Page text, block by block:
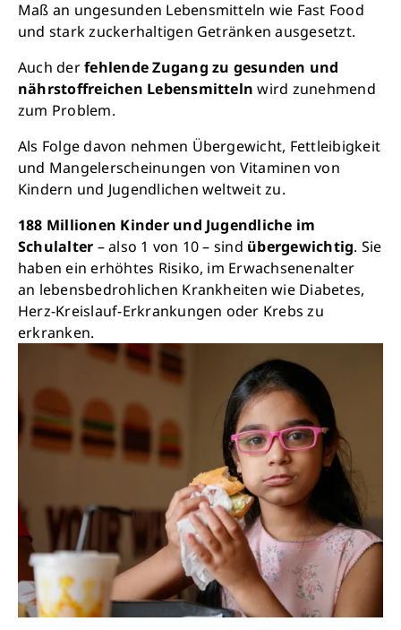
Maß an ungesunden Lebensmitteln wie Fast Food
und stark zuckerhaltigen Getränken ausgesetzt.
Auch derfehlende Zugang zu gesunden und
nährstoffreichen Lebensmitteln wird zunehmend
zum Problem.
Als Folge davon nehmen Übergewicht, Fettleibigkeit
und Mangelerscheinungen von Vitaminen von
Kindern und Jugendlichen weltweit zu.
188 Millionen Kinder und Jugendliche im
Schulalter – also 1 von 10 – sind übergewichtig. Sie
haben ein erhöhtes Risiko, im Erwachsenenalter
an lebensbedrohlichen Krankheiten wie Diabetes,
Herz-Kreislauf-Erkrankungen oder Krebs zu
erkranken.